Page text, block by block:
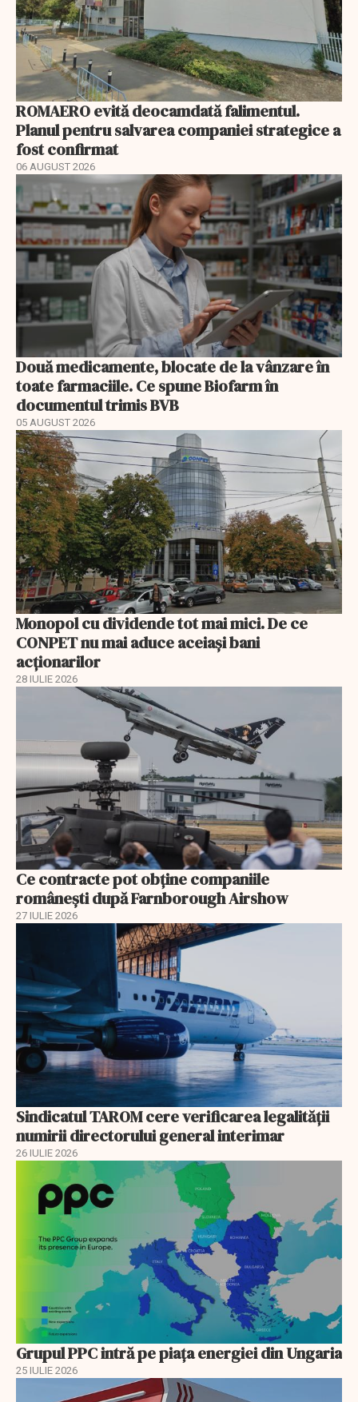
ROMAERO evită deocamdată falimentul.
Planul pentru salvarea companiei strategice a
fost confirmat
06 AUGUST 2026
Două medicamente, blocate de la vânzare în
toate farmaciile. Ce spune Biofarm în
documentul trimis BVB
05 AUGUST 2026
Monopol cu dividende tot mai mici. De ce
CONPET nu mai aduce aceiași bani
acționarilor
28 IULIE 2026
Ce contracte pot obține companiile
românești după Farnborough Airshow
27 IULIE 2026
Sindicatul TAROM cere verificarea legalității
numirii directorului general interimar
26 IULIE 2026
Grupul PPC intră pe piața energiei din Ungaria
25 IULIE 2026